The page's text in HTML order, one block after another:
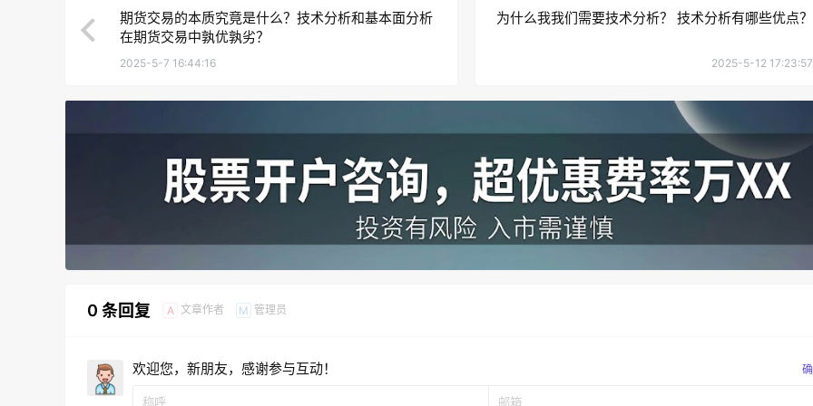
期货交易的本质究竟是什么？技术分析和基本面分析
在期货交易中孰优孰劣？
2025-5-7 16:44:16
为什么我我们需要技术分析？ 技术分析有哪些优点？
2025-5-12 17:23:57
0 条回复 A 文章作者 M 管理员
欢迎您，新朋友，感谢参与互动！